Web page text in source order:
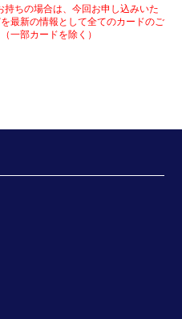
ちの場合は、今回お申し込みいた
最新の情報として全てのカードのご
一部カードを除く）